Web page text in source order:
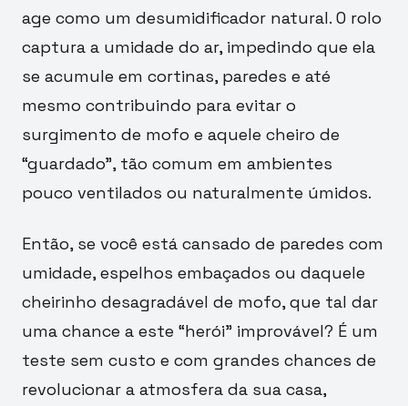
age como um desumidificador natural. O rolo
captura a umidade do ar, impedindo que ela
se acumule em cortinas, paredes e até
mesmo contribuindo para evitar o
surgimento de mofo e aquele cheiro de
“guardado”, tão comum em ambientes
pouco ventilados ou naturalmente úmidos.
Então, se você está cansado de paredes com
umidade, espelhos embaçados ou daquele
cheirinho desagradável de mofo, que tal dar
uma chance a este “herói” improvável? É um
teste sem custo e com grandes chances de
revolucionar a atmosfera da sua casa,